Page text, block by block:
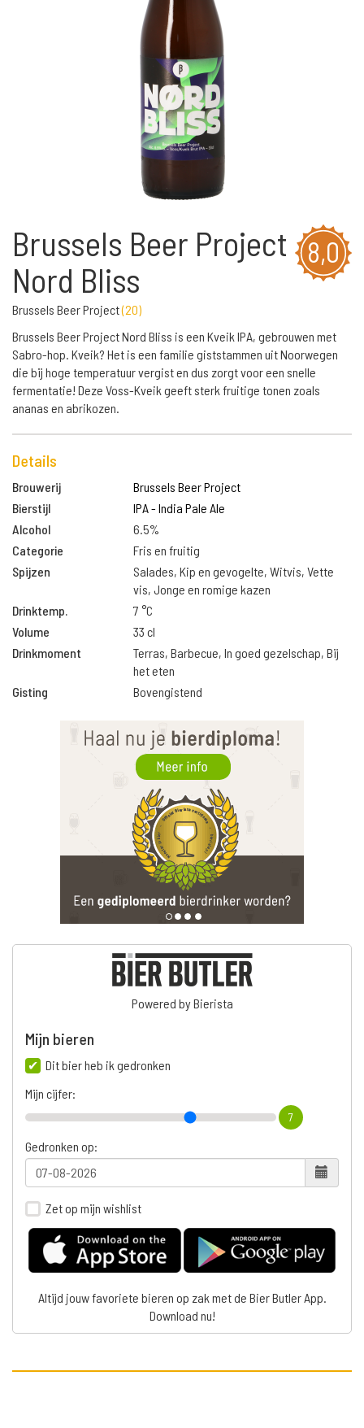
8,0
Brussels Beer Project
Nord Bliss
Brussels Beer Project(20)
Brussels Beer Project Nord Bliss is een Kveik IPA, gebrouwen met
Sabro-hop. Kveik? Het is een familie giststammen uit Noorwegen
die bij hoge temperatuur vergist en dus zorgt voor een snelle
fermentatie! Deze Voss-Kveik geeft sterk fruitige tonen zoals
ananas en abrikozen.
Details
Brouwerij
Brussels Beer Project
Bierstijl
IPA - India Pale Ale
Alcohol
6.5%
Categorie
Fris en fruitig
Spijzen
Salades, Kip en gevogelte, Witvis, Vette
vis, Jonge en romige kazen
Drinktemp.
7 °C
Volume
33 cl
Drinkmoment
Terras, Barbecue, In goed gezelschap, Bij
het eten
Gisting
Bovengistend
Powered by Bierista
Mijn bieren
Dit bier heb ik gedronken
Mijn cijfer:
7
Gedronken op:
Zet op mijn wishlist
Altijd jouw favoriete bieren op zak met de Bier Butler App.
Download nu!